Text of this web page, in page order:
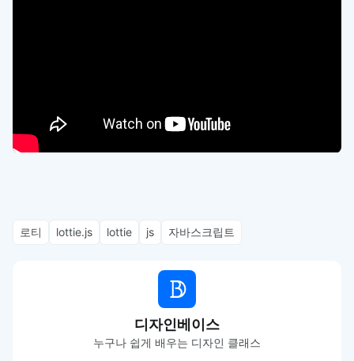
로티 lottie.js lottie js 자바스크립트
디자인베이스
누구나 쉽게 배우는 디자인 클래스